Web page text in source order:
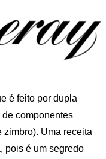
é feito por dupla
componentes
Uma receita
pois é um segredo